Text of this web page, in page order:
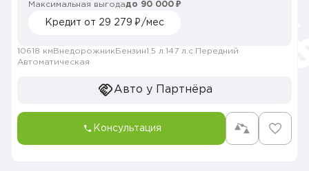
Максимальная выгодадо 90 000 ₽
Кредит от 29 279 ₽/мес
10618 км Внедорожник Бензин1.5 л. 147 л.с. Передний
Автоматическая
Авто у Партнёра
Консультация